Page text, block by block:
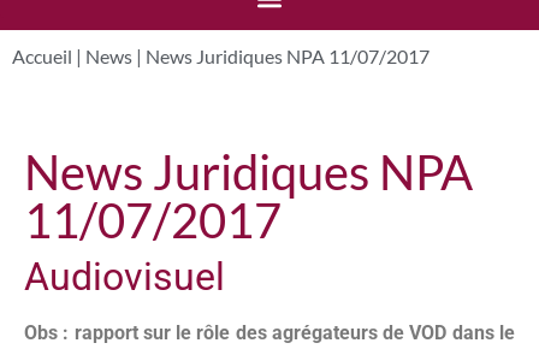
Accueil | News | News Juridiques NPA 11/07/2017
News Juridiques NPA
11/07/2017
Audiovisuel
Obs : rapport sur le rôle des agrégateurs de VOD dans le